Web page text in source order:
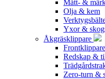
Mått- &
Olja & kem
Yxor &
Åkgräsklippare
Frontklippare
Redskap &
Zero-turn &